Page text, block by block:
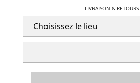
LIVRAISON & RETOURS